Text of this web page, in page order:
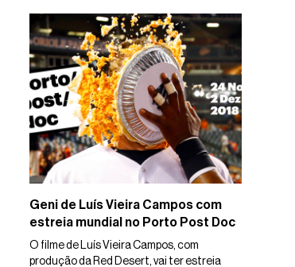
Geni de Luís Vieira Campos com
estreia mundial no Porto Post Doc
O filme de Luís Vieira Campos, com
produção da Red Desert, vai ter estreia